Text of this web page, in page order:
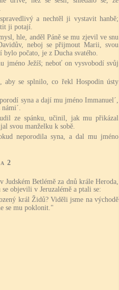
a nechtěl ji vystavit hanbě;
ji potají.
hle, anděl Páně se mu zjevil ve snu
neboj se přijmout Marii, svou
počato, je z Ducha svatého.
jméno Ježíš; neboť on vysvobodí svůj
aby se splnilo, co řekl Hospodin ústy
syna a dají mu jméno Immanuel´,
ze spánku, učinil, jak mu přikázal
svou manželku k sobě.
neporodila syna, a dal mu jméno
2
Judském Betlémě za dnů krále Heroda,
objevili v Jeruzalémě a ptali se:
král Židů? Viděli jsme na východě
se mu poklonit."